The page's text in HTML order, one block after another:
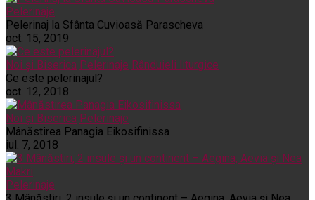
Pelerinaje
Pelerinaj la Sfânta Cuvioasă Parascheva
oct. 15, 2019
Noi și Biserica Pelerinaje Rânduieli liturgice
Ce este pelerinajul?
oct. 12, 2018
Noi și Biserica Pelerinaje
Mânăstirea Panagia Eikosifinissa
iul. 7, 2018
Pelerinaje